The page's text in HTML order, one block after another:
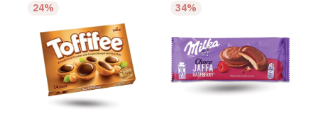
34%
24%